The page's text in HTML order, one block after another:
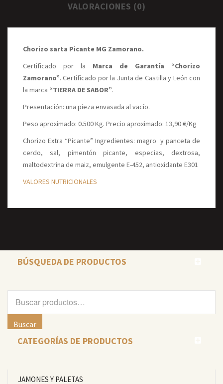
VALORACIONES (0)
Chorizo sarta Picante MG Zamorano.
Certificado por la Marca de Garantía “Chorizo
Zamorano”. Certificado por la Junta de Castilla y León con
la marca “TIERRA DE SABOR”.
Presentación: una pieza envasada al vacío.
Peso aproximado: 0.500 Kg. Precio aproximado: 13,90 €/Kg
Chorizo Extra “Picante” Ingredientes: magro y panceta de
cerdo, sal, pimentón picante, especias, dextrosa,
maltodextrina de maiz, emulgente E-452, antioxidante E301
VALORES NUTRICIONALES
BÚSQUEDA DE PRODUCTOS
por:
Buscar
CATEGORÍAS DE PRODUCTOS
JAMONES Y PALETAS